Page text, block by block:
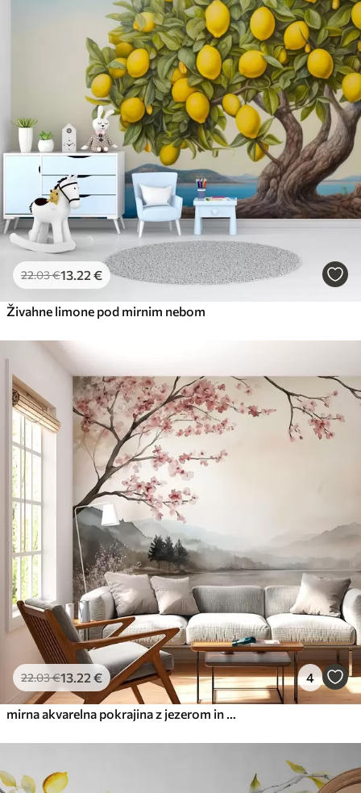
22.03€13.22 €
Živahne limone pod mirnim nebom
22.03€13.22 € 4
mirna akvarelna pokrajina z jezerom in cvetočim drevesom